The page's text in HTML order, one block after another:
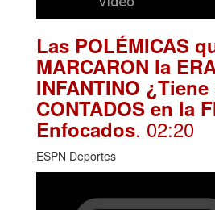
Las POLÉMICAS
MARCARON la
INFANTINO
CONTADOS en la
Enfocados. 02:20
ESPN Deportes